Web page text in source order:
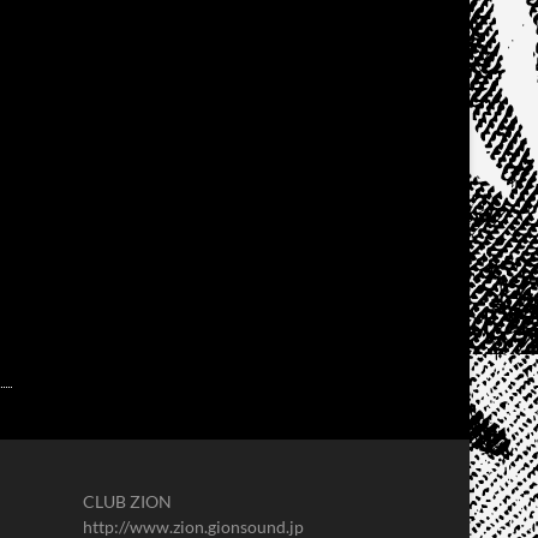
CLUB ZION
http://www.zion.gionsound.jp